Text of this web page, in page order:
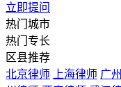
立即提问
热门城市
热门专长
区县推荐
北京律师
上海律师 广